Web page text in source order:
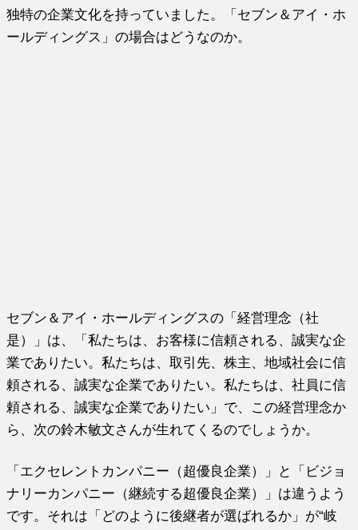
独特の企業文化を持っていました。「セブン＆アイ・ホ
ールディングス」の場合はどうなのか。
セブン＆アイ・ホールディングスの「経営理念（社
是）」は、「私たちは、お客様に信頼される、誠実な企
業でありたい。私たちは、取引先、株主、地域社会に信
頼される、誠実な企業でありたい。私たちは、社員に信
頼される、誠実な企業でありたい」で、この経営理念か
ら、次の鈴木敏文さんが生れてくるのでしょうか。
「エクセレントカンパニー（超優良企業）」と「ビジョ
ナリーカンパニー（継続する超優良企業）」は違うよう
です。それは「どのように後継者が選ばれるか」が“岐